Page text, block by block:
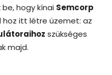
hogy kínai Semcorp
hoz itt létre üzemet: az
szükséges
majd.